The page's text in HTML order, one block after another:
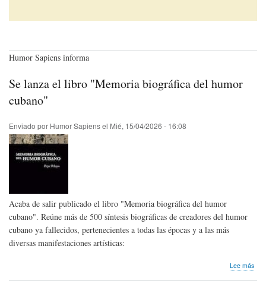
Humor Sapiens informa
Se lanza el libro "Memoria biográfica del humor
cubano"
Enviado por Humor Sapiensel Mié, 15/04/2026 - 16:08
Acaba de salir publicado el libro "Memoria biográfica del humor
cubano". Reúne más de 500 síntesis biográficas de creadores del humor
cubano ya fallecidos, pertenecientes a todas las épocas y a las más
diversas manifestaciones artísticas:
Lee más